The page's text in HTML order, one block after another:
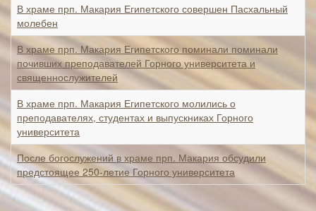
В храме прп. Макария Египетского совершен Пасхальный
молебен
В храме прп. Макария Египетского поминали поминали
почивших преподавателей Горного университета и
священнослужителей
В храме прп. Макария Египетского молились о
преподавателях, студентах и выпускниках Горного
университета
После богослужений в храме прп. Макария обсудили
предстоящее 250-летие Горного университета